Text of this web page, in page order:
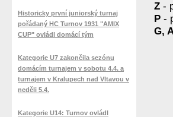
Z -
P -
G,
Historicky první juniorský turnaj
pořádaný HC Turnov 1931 "AMIX
CUP" ovládl domácí tým
Kategorie U7 zakončila sezónu
domácím turnajem v sobotu 4.4. a
turnajem v Kralupech nad Vltavou v
neděli 5.4.
Kategorie U14: Turnov ovládl